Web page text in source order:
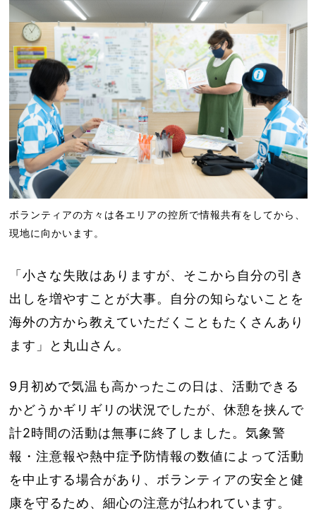
ボランティアの方々は各エリアの控所で情報共有をしてから、
現地に向かいます。
「小さな失敗はありますが、そこから自分の引き
出しを増やすことが大事。自分の知らないことを
海外の方から教えていただくこともたくさんあり
ます」と丸山さん。
9月初めで気温も高かったこの日は、活動できる
かどうかギリギリの状況でしたが、休憩を挟んで
計2時間の活動は無事に終了しました。気象警
報・注意報や熱中症予防情報の数値によって活動
を中止する場合があり、ボランティアの安全と健
康を守るため、細心の注意が払われています。